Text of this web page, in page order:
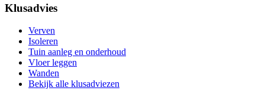
Klusadvies
Verven
Isoleren
Tuin aanleg en onderhoud
Vloer leggen
Wanden
Bekijk alle klusadviezen